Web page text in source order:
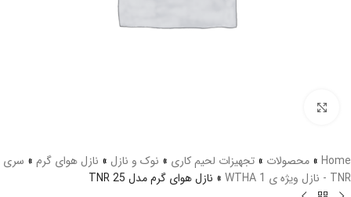
Home
» محصولات » تجهیزات لحیم کاری » نوک و نازل » نازل هوای گرم » سری
TNR - نازل ویژه ی WTHA 1
» نازل هوای گرم مدل TNR 25